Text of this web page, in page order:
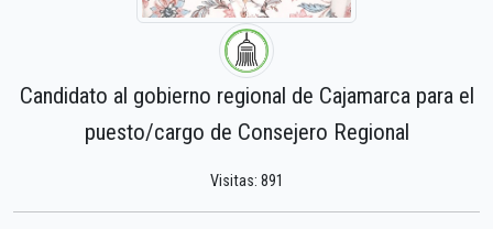
Candidato al gobierno regional de Cajamarca para el
puesto/cargo de Consejero Regional
Visitas: 891